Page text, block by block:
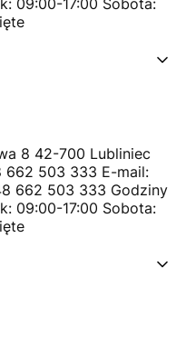
8 42-700 Lubliniec
662 503 333 E-mail:
662 503 333 Godziny
09:00-17:00 Sobota: